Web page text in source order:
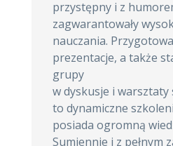
przystępny i z
zagwarantowały
nauczania.
prezentacje, a także
grupy
w dyskusje i warsztaty
to dynamiczne
posiada ogromną
Sumiennie i z pełnym